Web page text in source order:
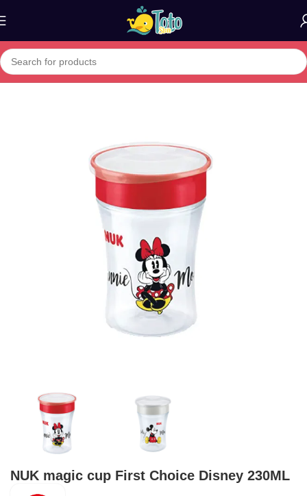
Home»Boutique»NUK magic cup First Choice Disney 230ML
NUK magic cup First Choice Disney 230ML